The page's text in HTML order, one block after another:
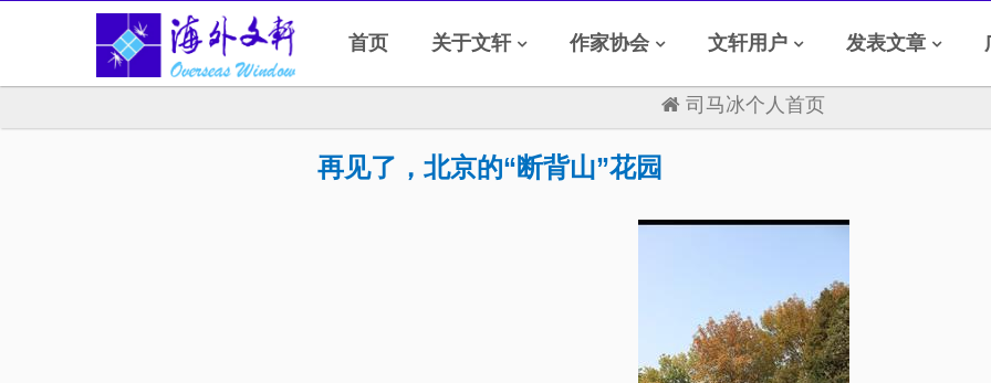
首页 关于文轩 作家协会 文轩用户 发表文章
司马冰个人首页
再见了，北京的“断背山”花园